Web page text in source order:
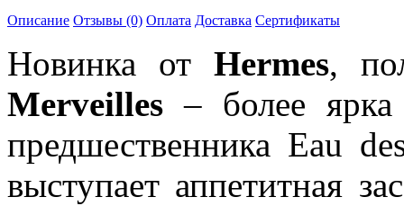
Описание Отзывы (0) Оплата Доставка Сертификаты
Новинка от Hermes,
Merveilles – более
предшественника Eau
выступает аппетитная